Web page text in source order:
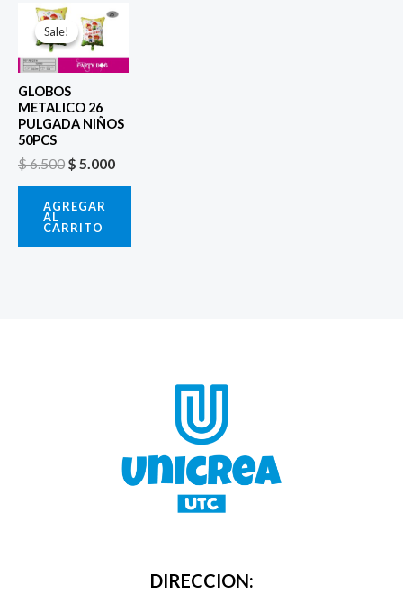
Sale!
Sale!
GLOBOS
METALICO 26
PULGADA NIÑOS
50PCS
$6.500
El
precio
original
era:
$ 6.500.
$ 5.000
El
AGREGAR
AL
CARRITO
DIRECCION: